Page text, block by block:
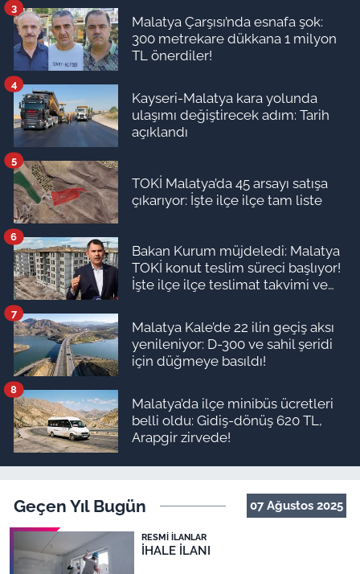
Malatya Çarşısı’nda esnafa şok:
300 metrekare dükkana 1 milyon
TL önerdiler!
3
Kayseri-Malatya kara yolunda
ulaşımı değiştirecek adım: Tarih
açıklandı
4
TOKİ Malatya’da 45 arsayı satışa
çıkarıyor: İşte ilçe ilçe tam liste
5
Bakan Kurum müjdeledi: Malatya
TOKİ konut teslim süreci başlıyor!
İşte ilçe ilçe teslimat takvimi ve
6
Malatya Kale’de 22 ilin geçiş aksı
yenileniyor: D-300 ve sahil şeridi
için düğmeye basıldı!
7
Malatya’da ilçe minibüs ücretleri
belli oldu: Gidiş-dönüş 620 TL,
Arapgir zirvede!
8
Geçen Yıl Bugün 07 Ağustos 2025
RESMI İLANLAR
İHALE İLANI